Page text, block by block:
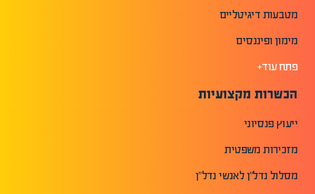
מטבעות דיגיטליים
מימון ופיננסים
פתח עוד+
הכשרות מקצועיות
ייעוץ פנסיוני
מזכירות משפטית
מסלול נדל"ן לאנשי נדל"ן